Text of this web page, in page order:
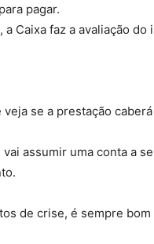
pagar.
a Caixa faz a avaliação
veja se a prestação
assumir uma conta a
de crise, é sempre